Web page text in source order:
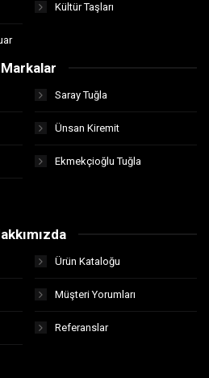
Kültür Taşları
Markalar
Saray Tuğla
Ünsan Kiremit
Ekmekçioğlu Tuğla
Ürün Kataloğu
Müşteri Yorumları
Referanslar